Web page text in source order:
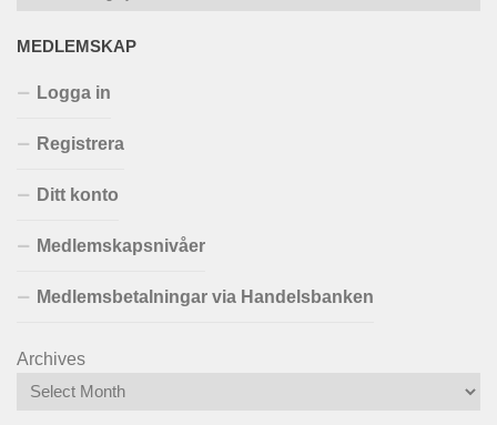
MEDLEMSKAP
Logga in
Registrera
Ditt konto
Medlemskapsnivåer
Medlemsbetalningar via Handelsbanken
Archives